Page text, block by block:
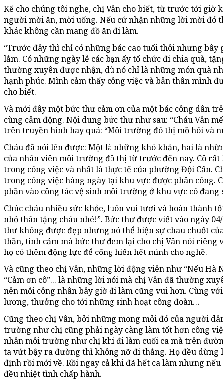
Kể cho chúng tôi nghe, chị Vân cho biết, từ trước tới
người mời ăn, mời uống. Nếu cứ nhận những lời mời đó
khác không cần mang đồ ăn đi làm.
“Trước đây thì chỉ có những bác cao tuổi thôi nhưng
lắm. Có những ngày lễ các bạn ấy tổ chức đi chia quà,
thường xuyên được nhận, dù nó chỉ là những món quà
hạnh phúc. Mình cảm thấy công việc và bản thân mình
cho biết.
Và mới đây một bức thư cảm ơn của một bác công dân
cùng cảm động. Nội dung bức thư như sau: “Cháu Vân
trên truyền hình hay quá: “Môi trường đô thị mồ hôi và
Cháu đã nói lên được: Một là những khó khăn, hai là
của nhân viên môi trường đô thị từ trước đến nay. Cô rất
trong công việc và nhất là thực tế của phường Đội Cấn.
trong công việc hàng ngày tại khu vực được phân công.
phần vào công tác vệ sinh môi trường ở khu vực cô đang
Chúc cháu nhiều sức khỏe, luôn vui tươi và hoàn thành
nhỏ thân tặng cháu nhé!”. Bức thư được viết vào ngày
thư không được đẹp nhưng nó thể hiện sự chau chuốt
thần, tình cảm mà bức thư đem lại cho chị Vân nói
họ có thêm động lực để cống hiến hết mình cho nghề.
Và cũng theo chị Vân, những lời động viên như “Nếu Hà
“Cảm ơn cô”... là những lời nói mà chị Vân đã thường
nên mỗi công nhân bây giờ đi làm cũng vui hơn. Cùng
lương, thưởng cho tới những sinh hoạt công đoàn…
Cũng theo chị Vân, bởi những mong mỏi đó của người
trường như chị cũng phải ngày càng làm tốt hơn công
nhân môi trường như chị khi đi làm cuối ca mà trên
ta vứt bậy ra đường thì không nỡ đi thẳng. Họ đều dừng
định rồi mới về. Rồi ngay cả khi đã hết ca làm nhưng
đều nhiệt tình chấp hành.